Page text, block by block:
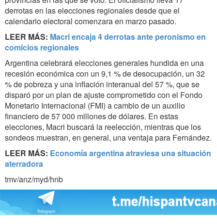
derrotas en las elecciones regionales desde que el
calendario electoral comenzara en marzo pasado.
LEER MÁS: Macri encaja 4 derrotas ante peronismo en
comicios regionales
Argentina celebrará elecciones generales hundida en una
recesión económica con un 9,1 % de desocupación, un 32
% de pobreza y una inflación interanual del 57 %, que se
disparó por un plan de ajuste comprometido con el Fondo
Monetario Internacional (FMI) a cambio de un auxilio
financiero de 57 000 millones de dólares. En estas
elecciones, Macri buscará la reelección, mientras que los
sondeos muestran, en general, una ventaja para Fernández.
LEER MÁS: Economía argentina atraviesa una situación
aterradora
tmv/anz/myd/hnb